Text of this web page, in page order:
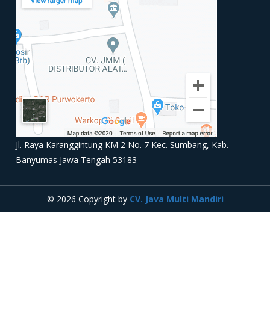
Jl. Raya Karanggintung KM 2 No. 7 Kec. Sumbang, Kab.
Banyumas Jawa Tengah 53183
© 2026 Copyright by CV. Java Multi Mandiri